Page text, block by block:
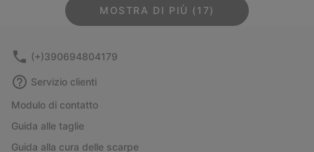
MOSTRA DI PIÙ (17)
(+)390694804179
Servizio clienti
Modulo di contatto
Guida alle taglie
Guida alla cura delle scarpe